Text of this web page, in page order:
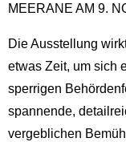
MEERANE AM 9.
Die Ausstellung
etwas Zeit, um sich
sperrigen
spannende,
vergeblichen